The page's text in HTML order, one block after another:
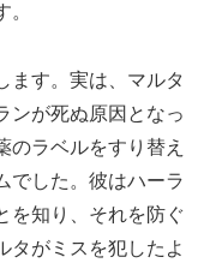
ます。実は、マルタ
ンが死ぬ原因となっ
のラベルをすり替え
でした。彼はハーラ
を知り、それを防ぐ
タがミスを犯したよ